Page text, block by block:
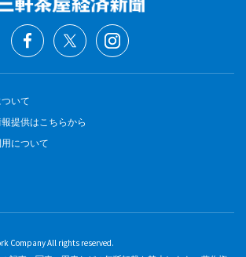
いて
提供はこちらから
について
Company All rights reserved.